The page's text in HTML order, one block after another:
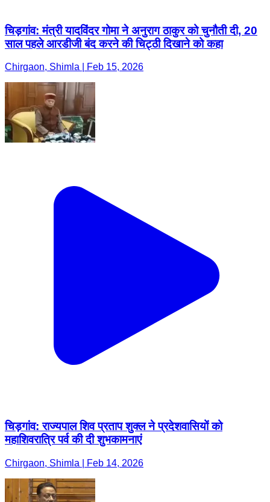
चिड़गांव: मंत्री यादविंदर गोमा ने अनुराग ठाकुर को चुनौती दी, 20
साल पहले आरडीजी बंद करने की चिट्ठी दिखाने को कहा
Chirgaon, Shimla | Feb 15, 2026
चिड़गांव: राज्यपाल शिव प्रताप शुक्ल ने प्रदेशवासियों को
महाशिवरात्रि पर्व की दी शुभकामनाएं
Chirgaon, Shimla | Feb 14, 2026